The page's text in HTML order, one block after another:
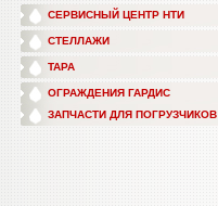
СЕРВИСНЫЙ ЦЕНТР НТИ
СТЕЛЛАЖИ
ТАРА
ОГРАЖДЕНИЯ ГАРДИС
ЗАПЧАСТИ ДЛЯ ПОГРУЗЧИКОВ